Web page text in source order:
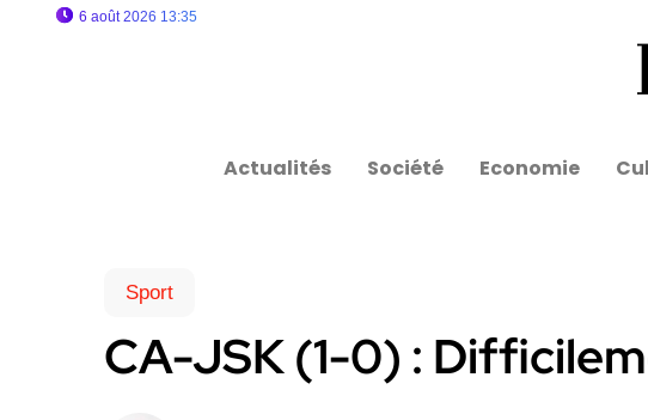
6 août 2026 13:35
Actualités Société Economie
Sport
CA-JSK (1-0) :